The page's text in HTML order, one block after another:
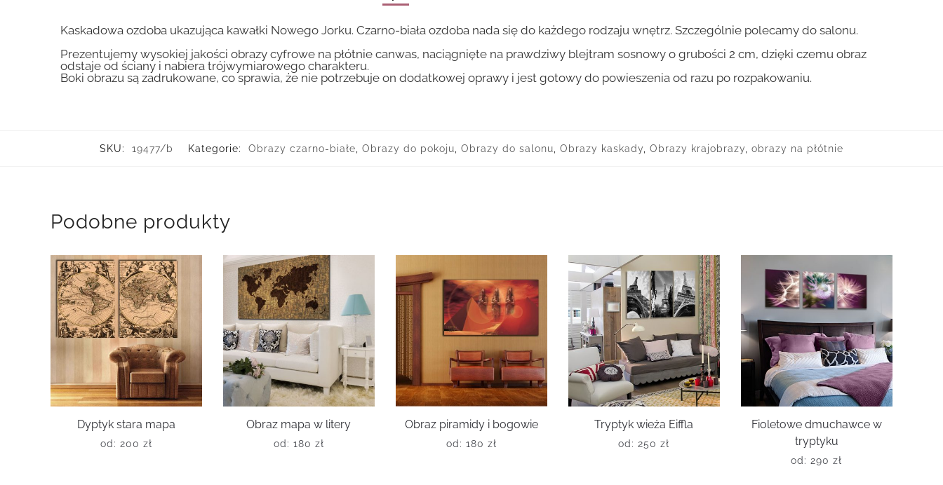
Kaskadowa ozdoba ukazująca kawałki Nowego Jorku. Czarno-biała ozdoba nada się do każdego rodzaju wnętrz. Szczególnie polecamy do salonu.
Prezentujemy wysokiej jakości obrazy cyfrowe na płótnie canwas, naciągnięte na prawdziwy blejtram sosnowy o grubości 2 cm, dzięki czemu obraz
odstaje od ściany i nabiera trójwymiarowego charakteru.
Boki obrazu są zadrukowane, co sprawia, że nie potrzebuje on dodatkowej oprawy i jest gotowy do powieszenia od razu po rozpakowaniu.
SKU: 19477/b Kategorie: Obrazy czarno-białe, Obrazy do pokoju, Obrazy do salonu, Obrazy kaskady, Obrazy krajobrazy, obrazy na płótnie
Podobne produkty
Dyptyk stara mapa
od: 200 zł
Obraz mapa w litery
od: 180 zł
Obraz piramidy i bogowie
od: 180 zł
Tryptyk wieża Eiffla
od: 250zł
Fioletowe dmuchawce w
tryptyku
od: 290zł